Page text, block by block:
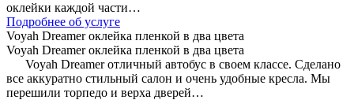
оклейки каждой части…
Подробнее об услуге
Voyah Dreamer оклейка пленкой в два цвета
Voyah Dreamer оклейка пленкой в два цвета
Voyah Dreamer отличный автобус в своем классе. Сделано
все аккуратно стильный салон и очень удобные кресла. Мы
перешили торпедо и верха дверей…